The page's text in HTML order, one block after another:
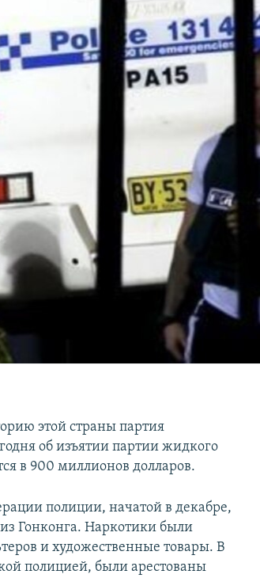
этой страны партия
об изъятии партии жидкого
в 900 миллионов долларов.
полиции, начатой в декабре,
Гонконга. Наркотики были
и художественные товары. В
полицией, были арестованы